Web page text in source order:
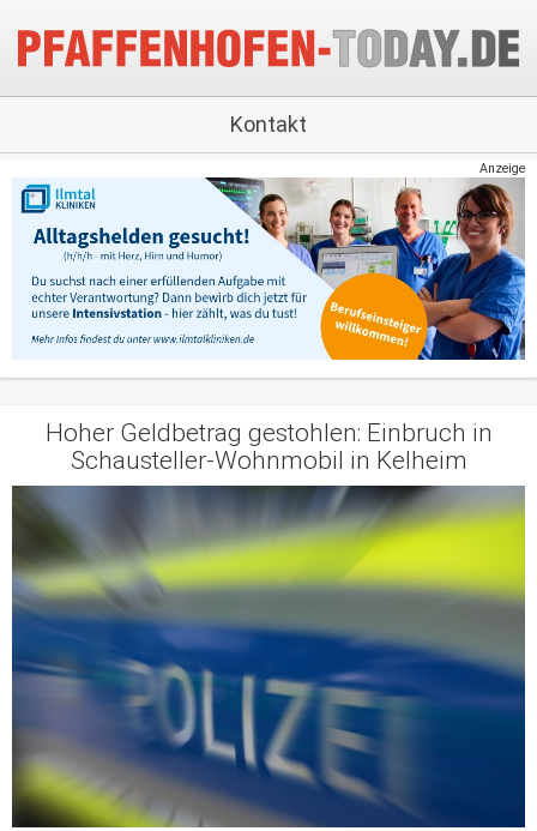
Kontakt
Anzeige
Hoher Geldbetrag gestohlen: Einbruch in
Schausteller-Wohnmobil in Kelheim